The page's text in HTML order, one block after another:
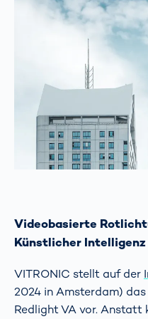
Videobasierte
Künstlicher Intelligenz
VITRONIC stellt auf der
2024 in Amsterdam)
Redlight VA vor. Anstatt